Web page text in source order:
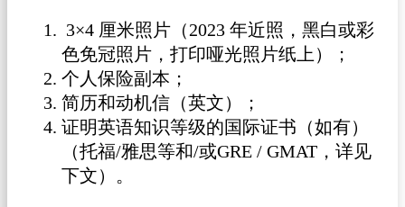
3×4 厘米照片（2023 年近照，黑白或彩
色免冠照片，打印哑光照片纸上）；
个人保险副本；
简历和动机信（英文）；
证明英语知识等级的国际证书（如有）
（托福/雅思等和/或GRE / GMAT，详见
下文）。